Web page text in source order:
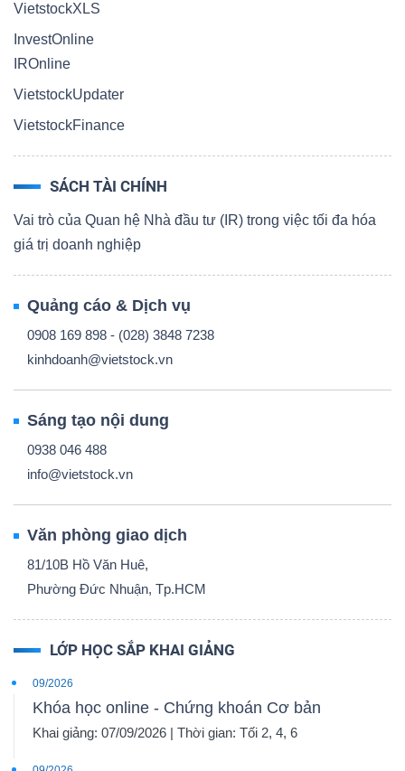
VietstockXLS
InvestOnline
IROnline
VietstockUpdater
VietstockFinance
SÁCH TÀI CHÍNH
Vai trò của Quan hệ Nhà đầu tư (IR) trong việc tối đa hóa
giá trị doanh nghiệp
Quảng cáo & Dịch vụ
0908 169 898 - (028) 3848 7238
kinhdoanh@vietstock.vn
Sáng tạo nội dung
0938 046 488
info@vietstock.vn
Văn phòng giao dịch
81/10B Hồ Văn Huê,
Phường Đức Nhuận, Tp.HCM
LỚP HỌC SẮP KHAI GIẢNG
09/2026
Khóa học online - Chứng khoán Cơ bản
Khai giảng: 07/09/2026 | Thời gian: Tối 2, 4, 6